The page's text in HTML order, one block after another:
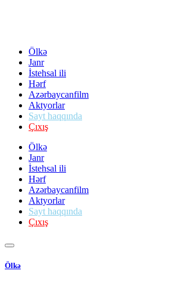
Ölkə
Janr
İstehsal ili
Hərf
Azərbaycanfilm
Aktyorlar
Sayt haqqında
Çıxış
Ölkə
Janr
İstehsal ili
Hərf
Azərbaycanfilm
Aktyorlar
Sayt haqqında
Çıxış
Ölkə